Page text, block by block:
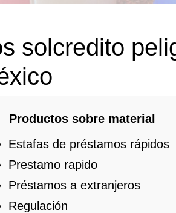
solcredito
Productos sobre material
Estafas de préstamos rápidos
Prestamo rapido
Préstamos a extranjeros
Regulación